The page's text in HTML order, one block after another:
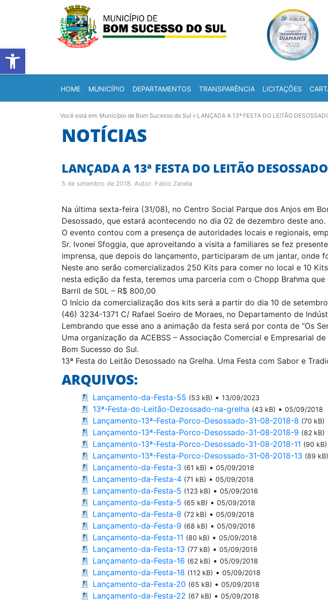
Barra de Ferramentas Aberta
HOME MUNICÍPIO DEPARTAMENTOS TRANSPARÊNCIA LICITAÇÕES
Você está em: Município de Bom Sucesso do Sul » LANÇADA A 13ª FESTA DO LEITÃO
NOTÍCIAS
LANÇADA A 13ª FESTA DO LEITÃO
5 de setembro de 2018. Autor: Fabio Zanela
Na última sexta-feira (31/08), no Centro Social Parque dos Anjos em
Desossado, que estará acontecendo no dia 02 de dezembro deste ano.
O evento contou com a presença de autoridades locais e regionais,
Sr. Ivonei Sfoggia, que aproveitando a visita a familiares se fez
imprensa, que depois do lançamento, participaram de um jantar, onde
Neste ano serão comercializados 250 Kits para comer no local e 10
nesta edição da festa, teremos uma parceria com o Chopp Brahma
Barril de 50L – R$ 800,00
O Início da comercialização dos kits será a partir do dia 10 de
(46) 3234-1371 C/ Rafael Soeiro de Moraes, no Departamento de
Lembrando que esse ano a animação da festa será por conta de “Os
Uma organização da ACEBSS – Associação Comercial e Empresarial
Bom Sucesso do Sul.
13ª Festa do Leitão Desossado na Grelha. Uma Festa com Sabor e
ARQUIVOS:
Lançamento-da-Festa-55 (53 kB) • 13/09/2023
13ª-Festa-do-Leitão-Dezossado-na-grelha (43 kB) • 05/09/2018
Lançamento-13ª-Festa-Porco-Desossado-31-08-2018-8 (70 kB)
Lançamento-13ª-Festa-Porco-Desossado-31-08-2018-9 (82 kB)
Lançamento-13ª-Festa-Porco-Desossado-31-08-2018-11 (90 kB)
Lançamento-13ª-Festa-Porco-Desossado-31-08-2018-13 (89 kB)
Lançamento-da-Festa-3 (61 kB) • 05/09/2018
Lançamento-da-Festa-4 (71 kB) • 05/09/2018
Lançamento-da-Festa-5 (123 kB) • 05/09/2018
Lançamento-da-Festa-5 (65 kB) • 05/09/2018
Lançamento-da-Festa-8 (72 kB) • 05/09/2018
Lançamento-da-Festa-9 (68 kB) • 05/09/2018
Lançamento-da-Festa-11 (80 kB) • 05/09/2018
Lançamento-da-Festa-13 (77 kB) • 05/09/2018
Lançamento-da-Festa-16 (62 kB) • 05/09/2018
Lançamento-da-Festa-18 (112 kB) • 05/09/2018
Lançamento-da-Festa-20 (65 kB) • 05/09/2018
Lançamento-da-Festa-22 (67 kB) • 05/09/2018